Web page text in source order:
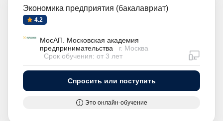
Экономика предприятия (бакалавриат)
4.2
МосАП. Московская академия
предпринимательства
г. Москва
Срок обучения: от 3 лет
Спросить или поступить
Это онлайн-обучение